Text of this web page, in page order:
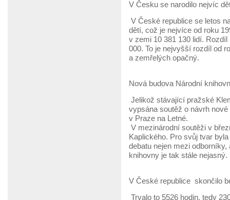
V Česku se narodilo nejvíc
V České republice se letos
dětí, což je nejvíce od roku
v zemi 10 381 130 lidí.
000. To je nejvyšší rozdíl od
a zemřelých opačný.
Nová budova Národní
Jelikož stávající pražské
vypsána soutěž o návrh
v Praze na Letné.
V mezinárodní soutěži v
Kaplického. Pro svůj tvar
debatu nejen mezi
knihovny je tak stále nejasný.
V České republice skončilo
Trvalo to 5526 hodin, tedy